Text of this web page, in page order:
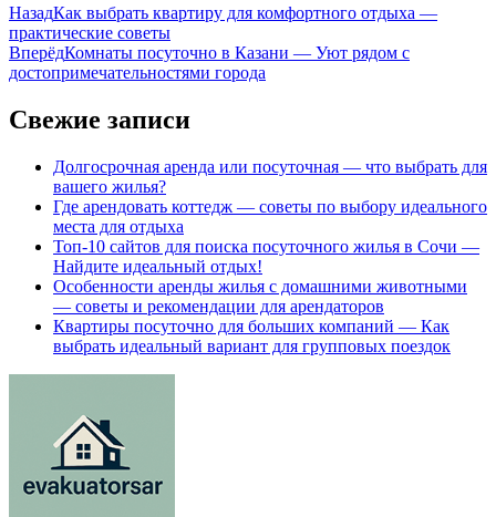
НазадКак выбрать квартиру для комфортного отдыха —
практические советы
ВперёдКомнаты посуточно в Казани — Уют рядом с
достопримечательностями города
Свежие записи
Долгосрочная аренда или посуточная — что выбрать для
вашего жилья?
Где арендовать коттедж — советы по выбору идеального
места для отдыха
Топ-10 сайтов для поиска посуточного жилья в Сочи —
Найдите идеальный отдых!
Особенности аренды жилья с домашними животными
— советы и рекомендации для арендаторов
Квартиры посуточно для больших компаний — Как
выбрать идеальный вариант для групповых поездок